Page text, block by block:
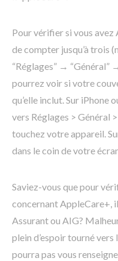
Pour vérifier si vous avez
de compter jusqu’à trois
“Réglages” → “Général”
pourrez voir si votre
qu’elle inclut. Sur iPhone
vers Réglages > Général
touchez votre appareil.
dans le coin de votre
Saviez-vous que pour
concernant AppleCare+,
Assurant ou AIG?
plein d’espoir tourné
pourra pas vous